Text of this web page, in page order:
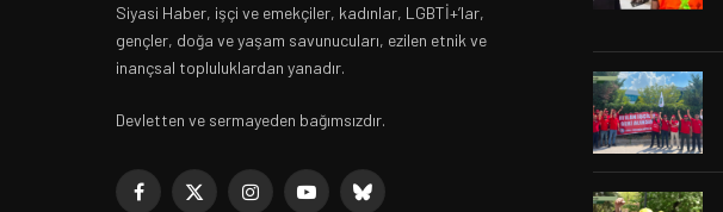
Siyasi Haber, işçi ve emekçiler, kadınlar, LGBTİ+’lar,
gençler, doğa ve yaşam savunucuları, ezilen etnik ve
inançsal topluluklardan yanadır.
Devletten ve sermayeden bağımsızdır.
Facebook
X InstagramYouTubeBluesky